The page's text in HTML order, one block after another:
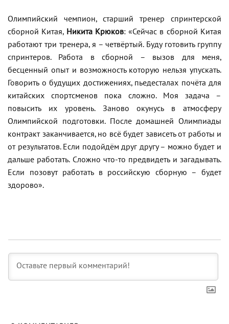
Олимпийский чемпион, старший тренер спринтерской
сборной Китая, Никита Крюков: «Сейчас в сборной Китая
работают три тренера, я – четвёртый. Буду готовить группу
спринтеров. Работа в сборной – вызов для меня,
бесценный опыт и возможность которую нельзя упускать.
Говорить о будущих достижениях, пьедесталах почёта для
китайских спортсменов пока сложно. Моя задача –
повысить их уровень. Заново окунусь в атмосферу
Олимпийской подготовки. После домашней Олимпиады
контракт заканчивается, но всё будет зависеть от работы и
от результатов. Если подойдём друг другу – можно будет и
дальше работать. Сложно что-то предвидеть и загадывать.
Если позовут работать в российскую сборную – будет
здорово».